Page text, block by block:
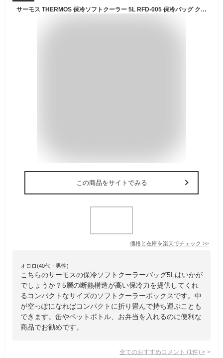
サーモス THERMOS 保冷ソフトクーラー 5L RFD-005 保冷バッグ クーラーバッグ クーラーボックス 正規品 保冷 5層断熱構造 小型 お弁当 部活 アウトドア 大容量 大きめ おしゃれ 男子 女子 子供 キッズ 送料無料 ゴルフ 部活
この商品をサイトでみる
価格と在庫を楽天でチェック >>
オロロ(40代・男性)
こちらのサーモスの保冷ソフトクーラーバッグ5Lはいかが
でしょうか？5層の断熱構造が高い保冷力を提供してくれ
るコンパクトなサイズのソフトクーラーボックスです。中
が空っぽになればコンパクトに折り畳んで持ち運ぶことも
できます。缶やペットボトル、お弁当を入れるのに便利な
商品でお勧めです。
全てのおすすめコメント (1 件) >